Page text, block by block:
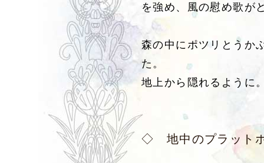
を強め、風の慰め歌が
森の中にポツリとうか
た。
地上から隠れるように
◇ 地中のプラット